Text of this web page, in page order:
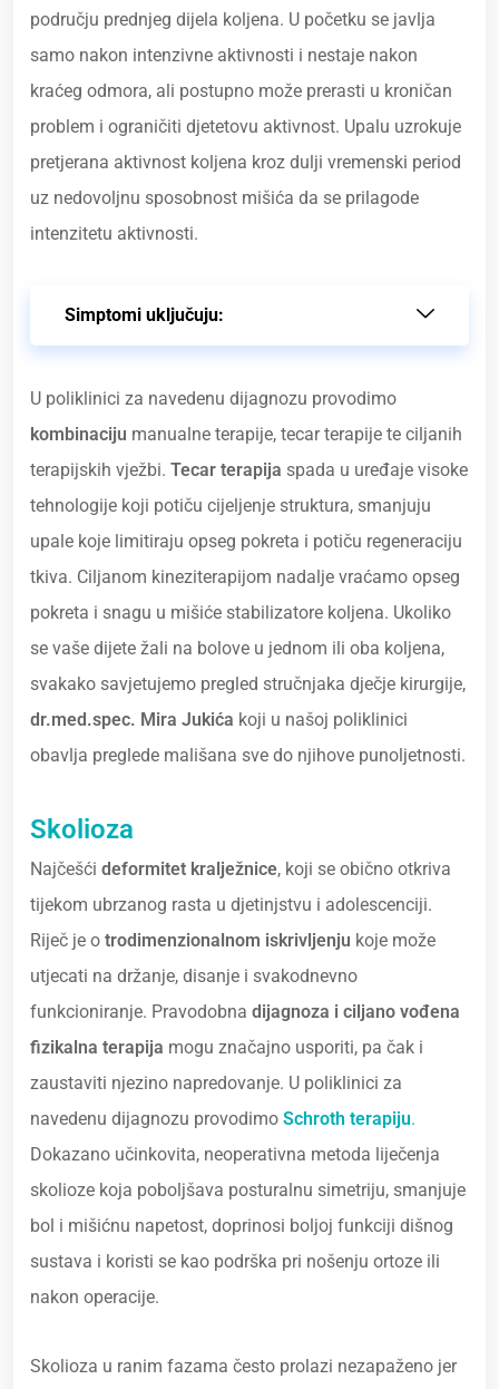
području prednjeg dijela koljena. U početku se javlja
samo nakon intenzivne aktivnosti i nestaje nakon
kraćeg odmora, ali postupno može prerasti u kroničan
problem i ograničiti djetetovu aktivnost. Upalu uzrokuje
pretjerana aktivnost koljena kroz dulji vremenski period
uz nedovoljnu sposobnost mišića da se prilagode
intenzitetu aktivnosti.
Simptomi uključuju:
U poliklinici za navedenu dijagnozu provodimo
kombinaciju manualne terapije, tecar terapije te ciljanih
terapijskih vježbi. Tecar terapija spada u uređaje visoke
tehnologije koji potiču cijeljenje struktura, smanjuju
upale koje limitiraju opseg pokreta i potiču regeneraciju
tkiva. Ciljanom kineziterapijom nadalje vraćamo opseg
pokreta i snagu u mišiće stabilizatore koljena. Ukoliko
se vaše dijete žali na bolove u jednom ili oba koljena,
svakako savjetujemo pregled stručnjaka dječje kirurgije,
dr.med.spec. Mira Jukića koji u našoj poliklinici
obavlja preglede mališana sve do njihove punoljetnosti.
Skolioza
Najčešći deformitet kralježnice, koji se obično otkriva
tijekom ubrzanog rasta u djetinjstvu i adolescenciji.
Riječ je o trodimenzionalnom iskrivljenju koje može
utjecati na držanje, disanje i svakodnevno
funkcioniranje. Pravodobna dijagnoza i ciljano vođena
fizikalna terapija mogu značajno usporiti, pa čak i
zaustaviti njezino napredovanje. U poliklinici za
navedenu dijagnozu provodimo Schroth terapiju.
Dokazano učinkovita, neoperativna metoda liječenja
skolioze koja poboljšava posturalnu simetriju, smanjuje
bol i mišićnu napetost, doprinosi boljoj funkciji dišnog
sustava i koristi se kao podrška pri nošenju ortoze ili
nakon operacije.
Skolioza u ranim fazama često prolazi nezapaženo jer